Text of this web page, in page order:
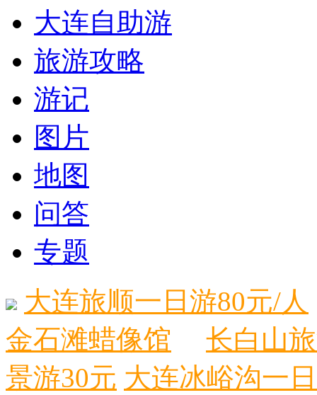
大连自助游
旅游攻略
游记
图片
地图
问答
专题
大连旅顺一日游80元/人
金石滩蜡像馆
长白山
景游30元 大连冰峪沟一